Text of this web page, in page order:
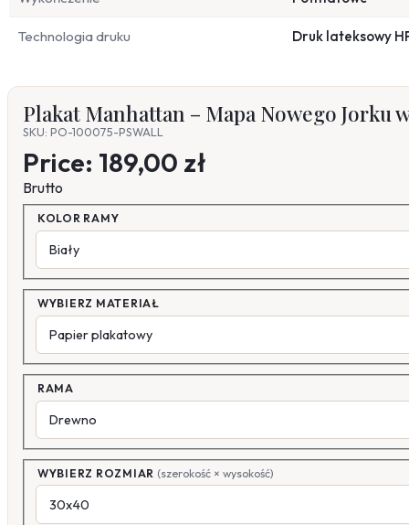
Technologia druku Druk lateksowy
Plakat Manhattan – Mapa Nowego Jorku
SKU: PO-100075-PSWALL
Price: 189,00 zł
Brutto
KOLOR RAMY
WYBIERZ MATERIAŁ
RAMA
WYBIERZ ROZMIAR (szerokość × wysokość)